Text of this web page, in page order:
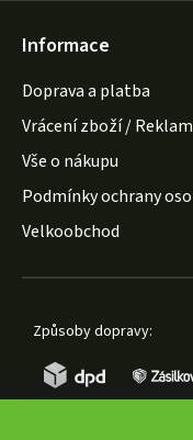
Informace
Doprava a platba
Vrácení zboží /
Vše o nákupu
Podmínky ochrany
Velkoobchod
Způsoby dopravy: